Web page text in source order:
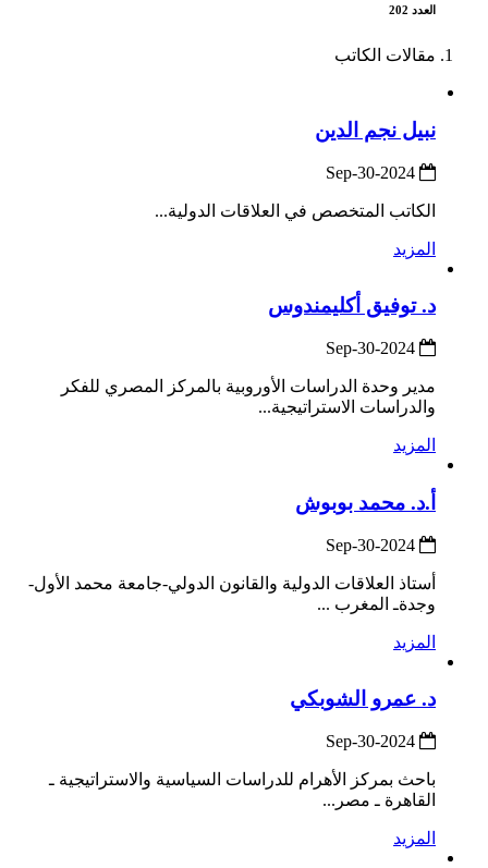
العدد 202
مقالات الكاتب
نبيل نجم الدين
الكاتب المتخصص في العلاقات الدولية...
المزيد
د. توفيق أكليمندوس
مدير وحدة الدراسات الأوروبية بالمركز المصري للفكر
والدراسات الاستراتيجية...
المزيد
أ.د. محمد بوبوش
أستاذ العلاقات الدولية والقانون الدولي-جامعة محمد الأول-
وجدةـ المغرب ...
المزيد
د. عمرو الشوبكي
باحث بمركز الأهرام للدراسات السياسية والاستراتيجية ـ
القاهرة ـ مصر...
المزيد